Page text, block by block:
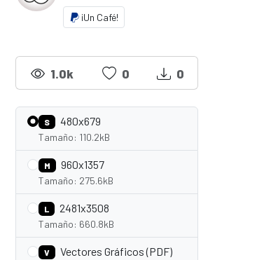
¡Un Café!
1.0k 0 0
S 480x679
Tamaño: 110.2kB
M 960x1357
Tamaño: 275.6kB
L 2481x3508
Tamaño: 660.8kB
V Vectores Gráficos (PDF)